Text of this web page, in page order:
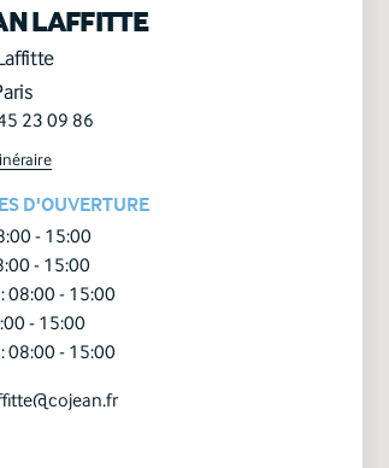
LAFFITTE
23 09 86
D'OUVERTURE
- 15:00
- 15:00
08:00 - 15:00
- 15:00
08:00 - 15:00